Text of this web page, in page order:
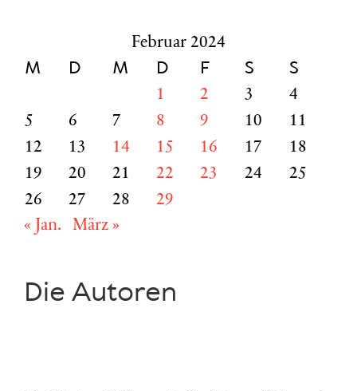
Februar 2024
M D M D F S S
1 2 3
4
5
6 7 8 9 10
11
12
13 14 15 16 17
18
19
20 21 22 23 24
25
26
27 28
29
« Jan.
März »
Die Autoren